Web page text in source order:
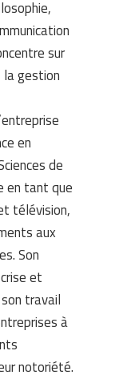
sur
la gestion
en
de
en tant que
télévision,
aux
Son
et
travail
à
notoriété.